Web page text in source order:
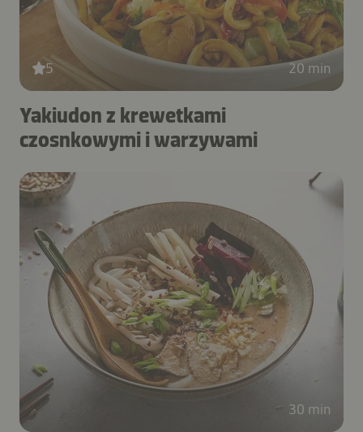
5 20 min
Yakiudon z krewetkami
czosnkowymi i warzywami
30 min